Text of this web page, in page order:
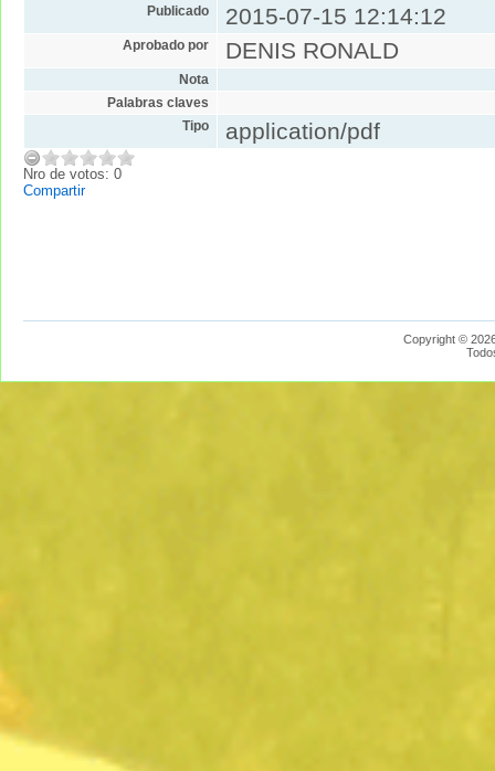
Publicado 2015-07-15 12:14:12
Aprobado por DENIS RONALD
Nota
Palabras claves
Tipo
application/pdf
Nro de votos: 0
Compartir
Copyright ©